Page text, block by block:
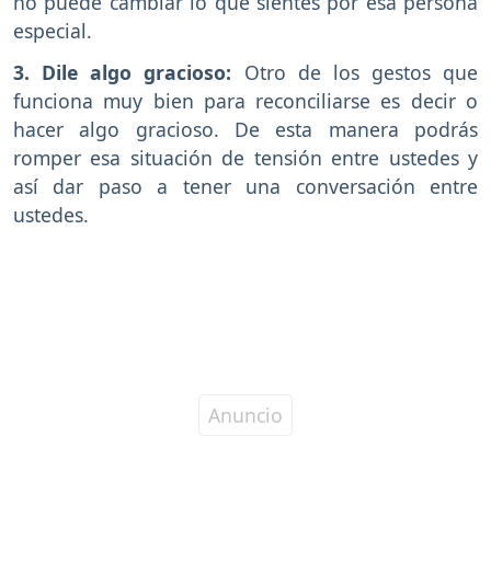
especial.
3. Dile algo gracioso: Otro de los gestos que
funciona muy bien para reconciliarse es decir o
hacer algo gracioso. De esta manera podrás
romper esa situación de tensión entre ustedes y
así dar paso a tener una conversación entre
ustedes.